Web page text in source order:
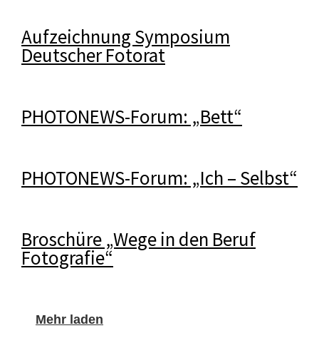
Aufzeichnung Symposium
Deutscher Fotorat
PHOTONEWS-Forum: „Bett“
PHOTONEWS-Forum: „Ich – Selbst“
Broschüre „Wege in den Beruf
Fotografie“
Mehr laden